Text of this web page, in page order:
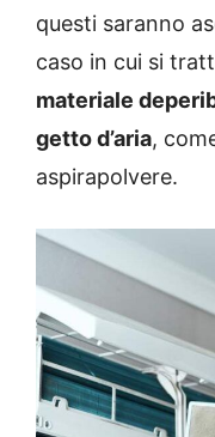
questi saranno
caso in cui si
materiale
getto d’aria,
aspirapolvere.